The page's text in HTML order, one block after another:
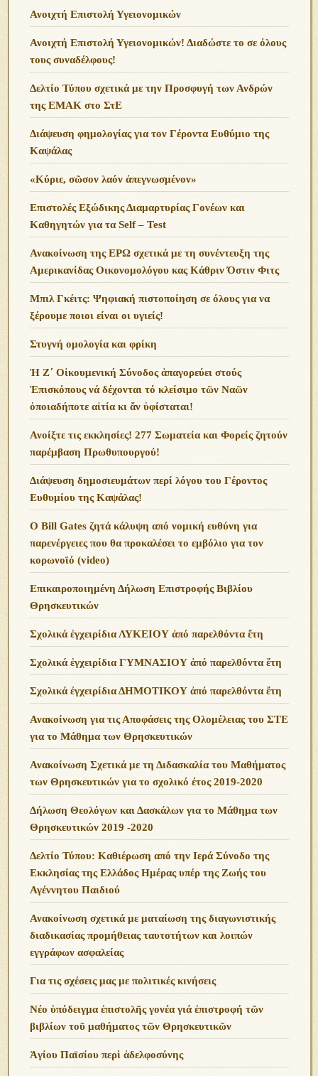
Ανοιχτή Επιστολή Υγειονομικών
Ανοιχτή Επιστολή Υγειονομικών! Διαδώστε το σε όλους
τους συναδέλφους!
Δελτίο Τύπου σχετικά με την Προσφυγή των Ανδρών
της ΕΜΑΚ στο ΣτΕ
Διάψευση φημολογίας για τον Γέροντα Ευθύμιο της
Καψάλας
«Κύριε, σῶσον λαόν ἀπεγνωσμένον»
Επιστολές Εξώδικης Διαμαρτυρίας Γονέων και
Καθηγητών για τα Self – Test
Ανακοίνωση της ΕΡΩ σχετικά με τη συνέντευξη της
Αμερικανίδας Οικονομολόγου κας Κάθριν Όστιν Φιτς
Μπιλ Γκέιτς: Ψηφιακή πιστοποίηση σε όλους για να
ξέρουμε ποιοι είναι οι υγιείς!
Στυγνή ομολογία και φρίκη
Ἡ Ζ΄ Οἰκουμενική Σύνοδος ἀπαγορεύει στούς
Ἐπισκόπους νά δέχονται τό κλείσιμο τῶν Ναῶν
ὁποιαδήποτε αἰτία κι ἄν ὑφίσταται!
Ανoίξτε τις εκκλησίες! 277 Σωματεία και Φορείς ζητούν
παρέμβαση Πρωθυπουργού!
Διάψευση δημοσιευμάτων περί λόγου του Γέροντος
Ευθυμίου της Καψάλας!
O Bill Gates ζητά κάλυψη από νομική ευθύνη για
παρενέργειες που θα προκαλέσει το εμβόλιο για τον
κορωνοϊό (video)
Επικαιροποιημένη Δήλωση Επιστροφής Βιβλίου
Θρησκευτικών
Σχολικά ἐγχειρίδια ΛΥΚΕΙΟΥ ἀπό παρελθόντα ἔτη
Σχολικά ἐγχειρίδια ΓΥΜΝΑΣΙΟΥ ἀπό παρελθόντα ἔτη
Σχολικά ἐγχειρίδια ΔΗΜΟΤΙΚΟΥ ἀπό παρελθόντα ἔτη
Ανακοίνωση για τις Αποφάσεις της Ολομέλειας του ΣΤΕ
για το Μάθημα των Θρησκευτικών
Ανακοίνωση Σχετικά με τη Διδασκαλία του Μαθήματος
των Θρησκευτικών για το σχολικό έτος 2019-2020
Δήλωση Θεολόγων και Δασκάλων για το Μάθημα των
Θρησκευτικών 2019 -2020
Δελτίο Τύπου: Καθιέρωση από την Ιερά Σύνοδο της
Εκκλησίας της Ελλάδος Ημέρας υπέρ της Ζωής του
Αγέννητου Παιδιού
Ανακοίνωση σχετικά με ματαίωση της διαγωνιστικής
διαδικασίας προμήθειας ταυτοτήτων και λοιπών
εγγράφων ασφαλείας
Για τις σχέσεις μας με πολιτικές κινήσεις
Νέο ὑπόδειγμα ἐπιστολῆς γονέα γιά ἐπιστροφή τῶν
βιβλίων τοῦ μαθήματος τῶν Θρησκευτικῶν
Ἁγίου Παϊσίου περὶ ἀδελφοσύνης